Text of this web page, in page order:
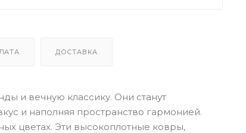
ДОСТАВКА
и вечную классику. Они станут
и наполняя пространство гармонией.
цветах. Эти высокоплотные ковры,